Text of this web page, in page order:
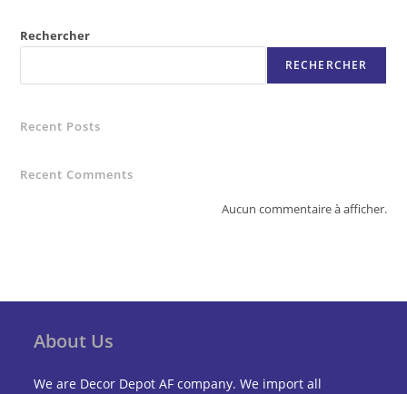
Rechercher
RECHERCHER
Recent Posts
Recent Comments
Aucun commentaire à afficher.
About Us
We are Decor Depot AF company. We import all